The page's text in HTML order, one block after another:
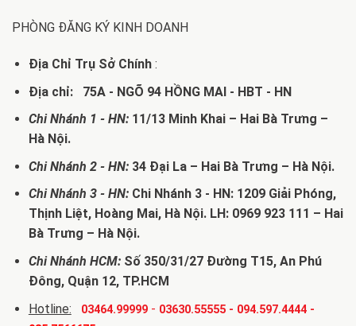
PHÒNG ĐĂNG KÝ KINH DOANH
Địa Chỉ Trụ Sở Chính:
Địa chỉ: 75A - NGÕ 94 HỒNG MAI - HBT - HN
Chi Nhánh 1 - HN:11/13 Minh Khai – Hai Bà Trưng –
Hà Nội.
Chi Nhánh 2 - HN:34 Đại La – Hai Bà Trưng – Hà Nội.
Chi Nhánh 3 - HN:Chi Nhánh 3 - HN: 1209 Giải Phóng,
Thịnh Liệt, Hoàng Mai, Hà Nội. LH: 0969 923 111 – Hai
Bà Trưng – Hà Nội.
Chi Nhánh HCM:Số 350/31/27 Đường T15, An Phú
Đông, Quận 12, TP.HCM
Hotline:
03464.99999- 03630.55555- 094.597.4444-